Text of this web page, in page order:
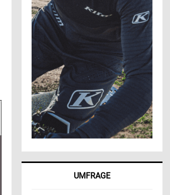
UMFRAGE